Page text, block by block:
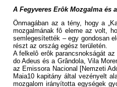
A Fegyveres Erôk Mozgalma és
Önmagában az a tény, hogy a
mozgalmának fô eleme az volt,
semlegesítették – egy gondosan
részt az ország egész területén.
A felkelô erôk parancsnokságát
do Adeus és a Grândola, Vila
az Emissora Nacional [Nemzeti
Maia10 kapitány által vezényelt
mozgalom irányította egységek